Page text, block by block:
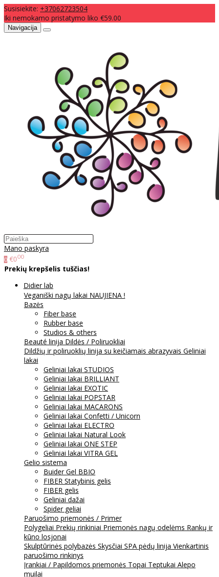
Susisiekite: +37062723504
Iki nemokamo pristatymo liko €59.00
Navigacija
Mano paskyra
0 €000
Prekių krepšelis tuščias!
Didier lab
Veganiški nagų lakai NAUJIENA !
Bazės
Fiber base
Rubber base
Studios & others
Beauté linija Dildės / Poliruokliai
Dildžių ir poliruoklių linija su keičiamais abrazyvais Geliniai
lakai
Geliniai lakai STUDIOS
Geliniai lakai BRILLIANT
Geliniai lakai EXOTIC
Geliniai lakai POPSTAR
Geliniai lakai MACARONS
Geliniai lakai Confetti / Unicorn
Geliniai lakai ELECTRO
Geliniai lakai Natural Look
Geliniai lakai ONE STEP
Geliniai lakai VITRA GEL
Gelio sistema
Buider Gel BBIO
FIBER Statybinis gelis
FIBER gelis
Geliniai dažai
Spider geliai
Paruošimo priemonės / Primer
Polygeliai Prekių rinkiniai Priemonės nagų odelėms Rankų ir
kūno losjonai
Skulptūrinės polybazės Skysčiai SPA pėdų linija Vienkartinis
paruošimo rinkinys
Įrankiai / Papildomos priemonės Topai Teptukai Alepo
muilai